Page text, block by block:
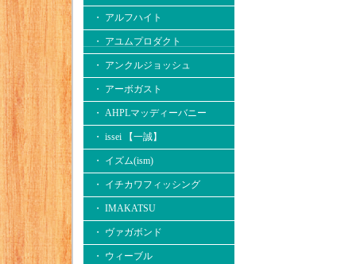
・ アルフハイト
・ アユムプロダクト
・ アンクルジョッシュ
・ アーボガスト
・ AHPLマッディーバニー
・ issei 【一誠】
・ イズム(ism)
・ イチカワフィッシング
・ IMAKATSU
・ ヴァガボンド
・ ウィーブル